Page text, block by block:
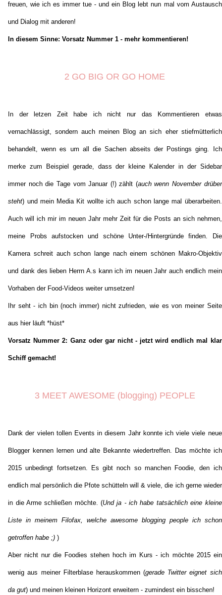
freuen, wie ich es immer tue - und ein Blog lebt nun mal vom Austausch
und Dialog mit anderen!
In diesem Sinne: Vorsatz Nummer 1 - mehr kommentieren!
2 GO BIG OR GO HOME
In der letzen Zeit habe ich nicht nur das Kommentieren etwas
vernachlässigt, sondern auch meinen Blog an sich eher stiefmütterlich
behandelt, wenn es um all die Sachen abseits der Postings ging. Ich
merke zum Beispiel gerade, dass der kleine Kalender in der Sidebar
immer noch die Tage vom Januar (!) zählt (auch wenn November drüber
steht) und mein Media Kit wollte ich auch schon lange mal überarbeiten.
Auch will ich mir im neuen Jahr mehr Zeit für die Posts an sich nehmen,
meine Probs aufstocken und schöne Unter-/Hintergründe finden. Die
Kamera schreit auch schon lange nach einem schönen Makro-Objektiv
und dank des lieben Herrn A.s kann ich im neuen Jahr auch endlich mein
Vorhaben der Food-Videos weiter umsetzen!
Ihr seht - ich bin (noch immer) nicht zufrieden, wie es von meiner Seite
aus hier läuft *hüst*
Vorsatz Nummer 2: Ganz oder gar nicht - jetzt wird endlich mal klar
Schiff gemacht!
3 MEET AWESOME (blogging) PEOPLE
Dank der vielen tollen Events in diesem Jahr konnte ich viele viele neue
Blogger kennen lernen und alte Bekannte wiedertreffen. Das möchte ich
2015 unbedingt fortsetzen. Es gibt noch so manchen Foodie, den ich
endlich mal persönlich die Pfote schütteln will & viele, die ich gerne wieder
in die Arme schließen möchte. (Und ja - ich habe tatsächlich eine kleine
Liste in meinem Filofax, welche awesome blogging people ich schon
getroffen habe ;) )
Aber nicht nur die Foodies stehen hoch im Kurs - ich möchte 2015 ein
wenig aus meiner Filterblase herauskommen (gerade Twitter eignet sich
da gut) und meinen kleinen Horizont erweitern - zumindest ein bisschen!